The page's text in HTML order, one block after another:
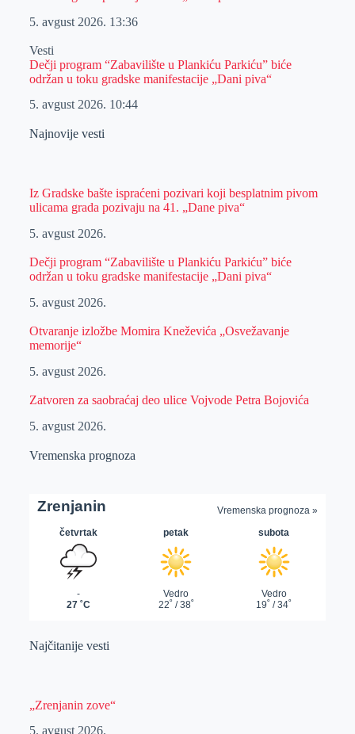
5. avgust 2026. 13:36
Vesti
Dečji program “Zabavilište u Plankiću Parkiću” biće
održan u toku gradske manifestacije „Dani piva“
5. avgust 2026. 10:44
Najnovije vesti
Iz Gradske bašte ispraćeni pozivari koji besplatnim pivom
ulicama grada pozivaju na 41. „Dane piva“
5. avgust 2026.
Dečji program “Zabavilište u Plankiću Parkiću” biće
održan u toku gradske manifestacije „Dani piva“
5. avgust 2026.
Otvaranje izložbe Momira Kneževića „Osvežavanje
memorije“
5. avgust 2026.
Zatvoren za saobraćaj deo ulice Vojvode Petra Bojovića
5. avgust 2026.
Vremenska prognoza
Najčitanije vesti
„Zrenjanin zove“
5. avgust 2026.